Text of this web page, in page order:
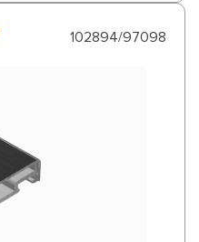
102894/97098